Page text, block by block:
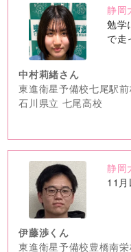
no
image
静岡
勉学
で走
中村莉緒さん
東進衛星予備校七尾駅前
石川県立 七尾高校
no
image
静岡
11
伊藤渉くん
東進衛星予備校豊橋南栄